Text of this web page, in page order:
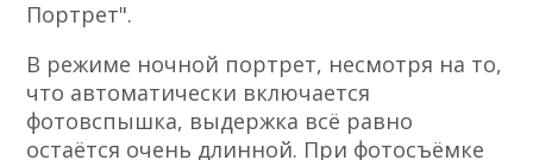
Портрет".
В режиме ночной портрет, несмотря на то,
что автоматически включается
фотовспышка, выдержка всё равно
остаётся очень длинной. При фотосъёмке